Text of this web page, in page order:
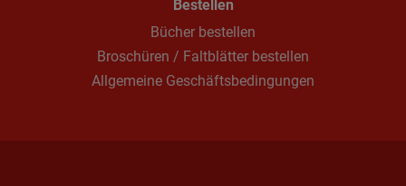
Bestellen
Bücher bestellen
Broschüren / Faltblätter bestellen
Allgemeine Geschäftsbedingungen